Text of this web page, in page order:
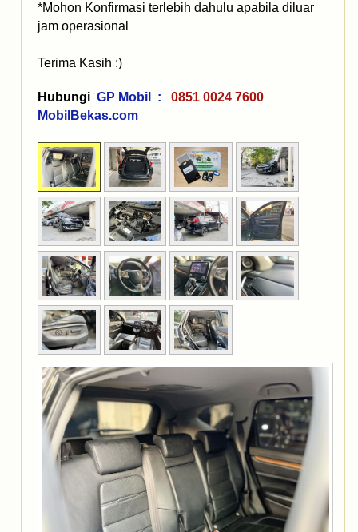
*Mohon Konfirmasi terlebih dahulu apabila diluar
jam operasional
Terima Kasih :)
Hubungi GP Mobil :
0851 0024 7600
MobilBekas.com